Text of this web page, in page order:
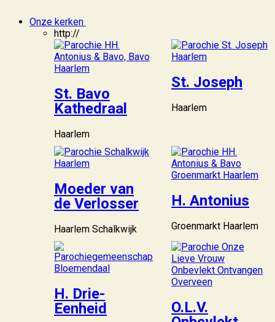
Onze kerken
http://
St. Bavo
Kathedraal
Haarlem
St. Joseph
Haarlem
Moeder van
de Verlosser
Haarlem Schalkwijk
H. Antonius
Groenmarkt Haarlem
H. Drie-
Eenheid
O.L.V.